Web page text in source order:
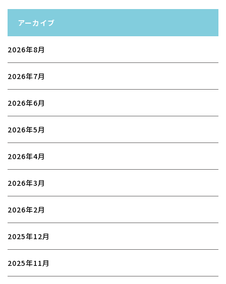
アーカイブ
2026年8月
2026年7月
2026年6月
2026年5月
2026年4月
2026年3月
2026年2月
2025年12月
2025年11月